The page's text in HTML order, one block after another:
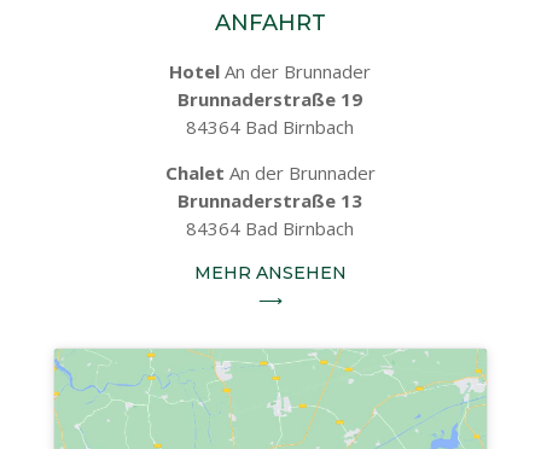
ANFAHRT
Hotel An der Brunnader
Brunnaderstraße 19
84364 Bad Birnbach
Chalet An der Brunnader
Brunnaderstraße 13
84364 Bad Birnbach
MEHR ANSEHEN
⟶